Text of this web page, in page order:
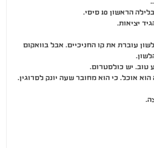
10 סיסי.
יציאות.
עוברת את קו החניכיים. אבל בוואקום
טוב. יש כולסטרום.
אוכל. כי הוא מחובר שעה יונק לסרוגין.